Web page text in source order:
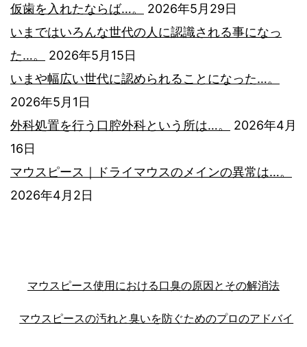
仮歯を入れたならば…。
2026年5月29日
いまではいろんな世代の人に認識される事になっ
た…。
2026年5月15日
いまや幅広い世代に認められることになった…。
2026年5月1日
外科処置を行う口腔外科という所は…。
2026年4月
16日
マウスピース｜ドライマウスのメインの異常は…。
2026年4月2日
マウスピース使用における口臭の原因とその解消法
マウスピースの汚れと臭いを防ぐためのプロのアドバイ